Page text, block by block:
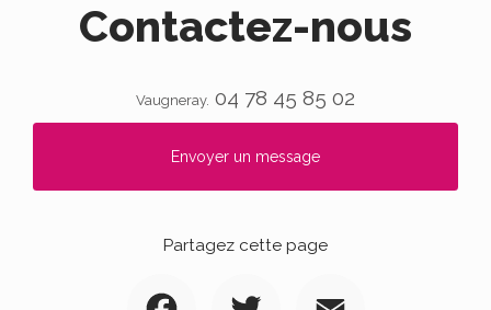
Contactez-nous
Vaugneray. 04 78 45 85 02
Envoyer un message
Partagez cette page